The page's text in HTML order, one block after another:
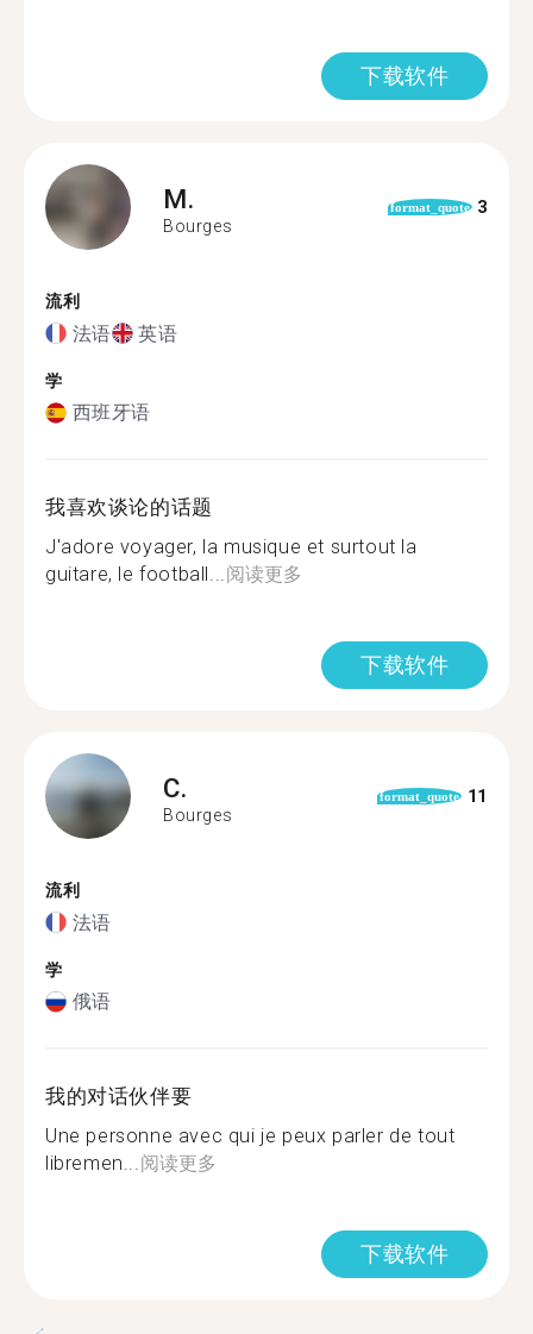
下载软件
M.
Bourges
format_quote 3
流利
法语 英语
学
西班牙语
我喜欢谈论的话题
J'adore voyager, la musique et surtout la
guitare, le football...阅读更多
下载软件
C.
Bourges
format_quote 11
流利
法语
学
俄语
我的对话伙伴要
Une personne avec qui je peux parler de tout
libremen...阅读更多
下载软件